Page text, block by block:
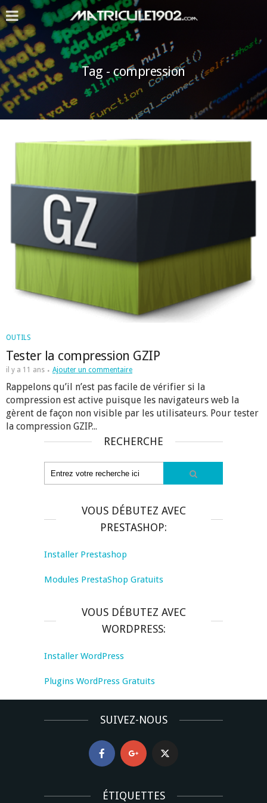
Tag - compression
OUTILS
Tester la compression GZIP
il y a 11 ans Ajouter un commentaire
Rappelons qu’il n’est pas facile de vérifier si la
compression est active puisque les navigateurs web la
gèrent de façon non visible par les utilisateurs. Pour tester
la compression GZIP...
RECHERCHE
VOUS DÉBUTEZ AVEC
PRESTASHOP:
Installer Prestashop
Modules PrestaShop Gratuits
VOUS DÉBUTEZ AVEC
WORDPRESS:
Installer WordPress
Plugins WordPress Gratuits
SUIVEZ-NOUS
ÉTIQUETTES